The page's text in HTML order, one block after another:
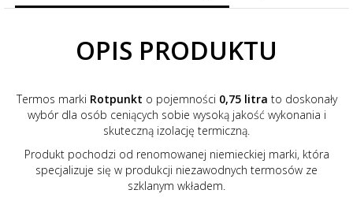
OPIS PRODUKTU
Termos marki Rotpunkt o pojemności 0,75 litra to doskonały
wybór dla osób ceniących sobie wysoką jakość wykonania i
skuteczną izolację termiczną.
Produkt pochodzi od renomowanej niemieckiej marki, która
specjalizuje się w produkcji niezawodnych termosów ze
szklanym wkładem.